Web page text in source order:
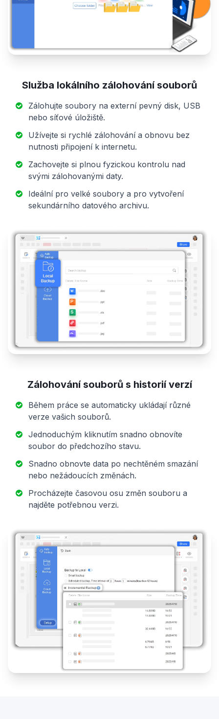
Služba lokálního zálohování souborů
Zálohujte soubory na externí pevný disk, USB
nebo síťové úložiště.
Užívejte si rychlé zálohování a obnovu bez
nutnosti připojení k internetu.
Zachovejte si plnou fyzickou kontrolu nad
svými zálohovanými daty.
Ideální pro velké soubory a pro vytvoření
sekundárního datového archivu.
Zálohování souborů s historií verzí
Během práce se automaticky ukládají různé
verze vašich souborů.
Jednoduchým kliknutím snadno obnovíte
soubor do předchozího stavu.
Snadno obnovte data po nechtěném smazání
nebo nežádoucích změnách.
Procházejte časovou osu změn souboru a
najděte potřebnou verzi.